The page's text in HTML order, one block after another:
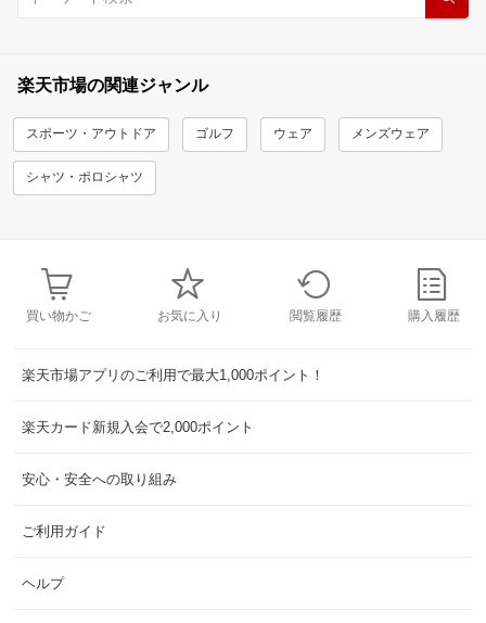
楽天市場の関連ジャンル
スポーツ・アウトドア ゴルフ ウェア メンズウェア
シャツ・ポロシャツ
買い物かご お気に入り 閲覧履歴 購入履歴
楽天市場アプリのご利用で最大1,000ポイント！
楽天カード新規入会で2,000ポイント
安心・安全への取り組み
ご利用ガイド
ヘルプ